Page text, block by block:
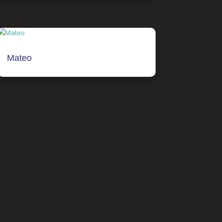
Mateo